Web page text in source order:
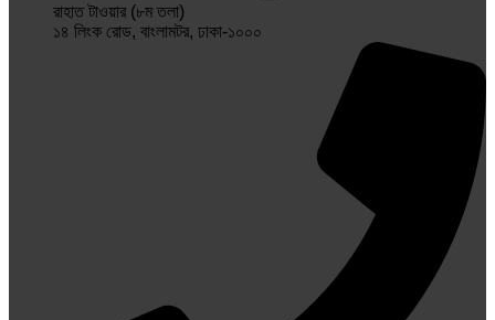
রাহাত টাওয়ার (৮ম তলা)
১৪ লিংক রোড, বাংলামটর, ঢাকা-১০০০